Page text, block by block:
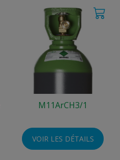
M11ArCH3/1
VOIR LES DÉTAILS